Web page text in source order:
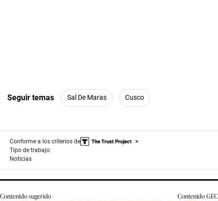
Seguir temas Sal De Maras Cusco
Conforme a los criterios de
Tipo de trabajo:
Noticias
Contenido sugerido ContenidoGEC